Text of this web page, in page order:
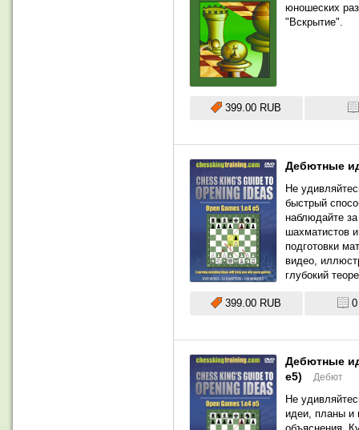
юношеских
"Вскрытие".
399.00 RUB
Дебютные
Не
быстрый
наблюдайте
шахматистов
подготовки
видео,
глубокий
399.00 RUB
Дебютные
e5)
Дебют
Не
идеи, планы и